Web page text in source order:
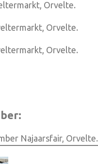
Orvelte.
Orvelte.
Orvelte.
Najaarsfair, Orvelte.